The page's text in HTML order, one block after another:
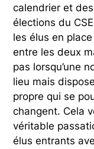
calendrier et
élections du
les élus en
entre les deux
pas lorsqu’une
lieu mais
propre qui se
changent. Cela
véritable
élus entrants